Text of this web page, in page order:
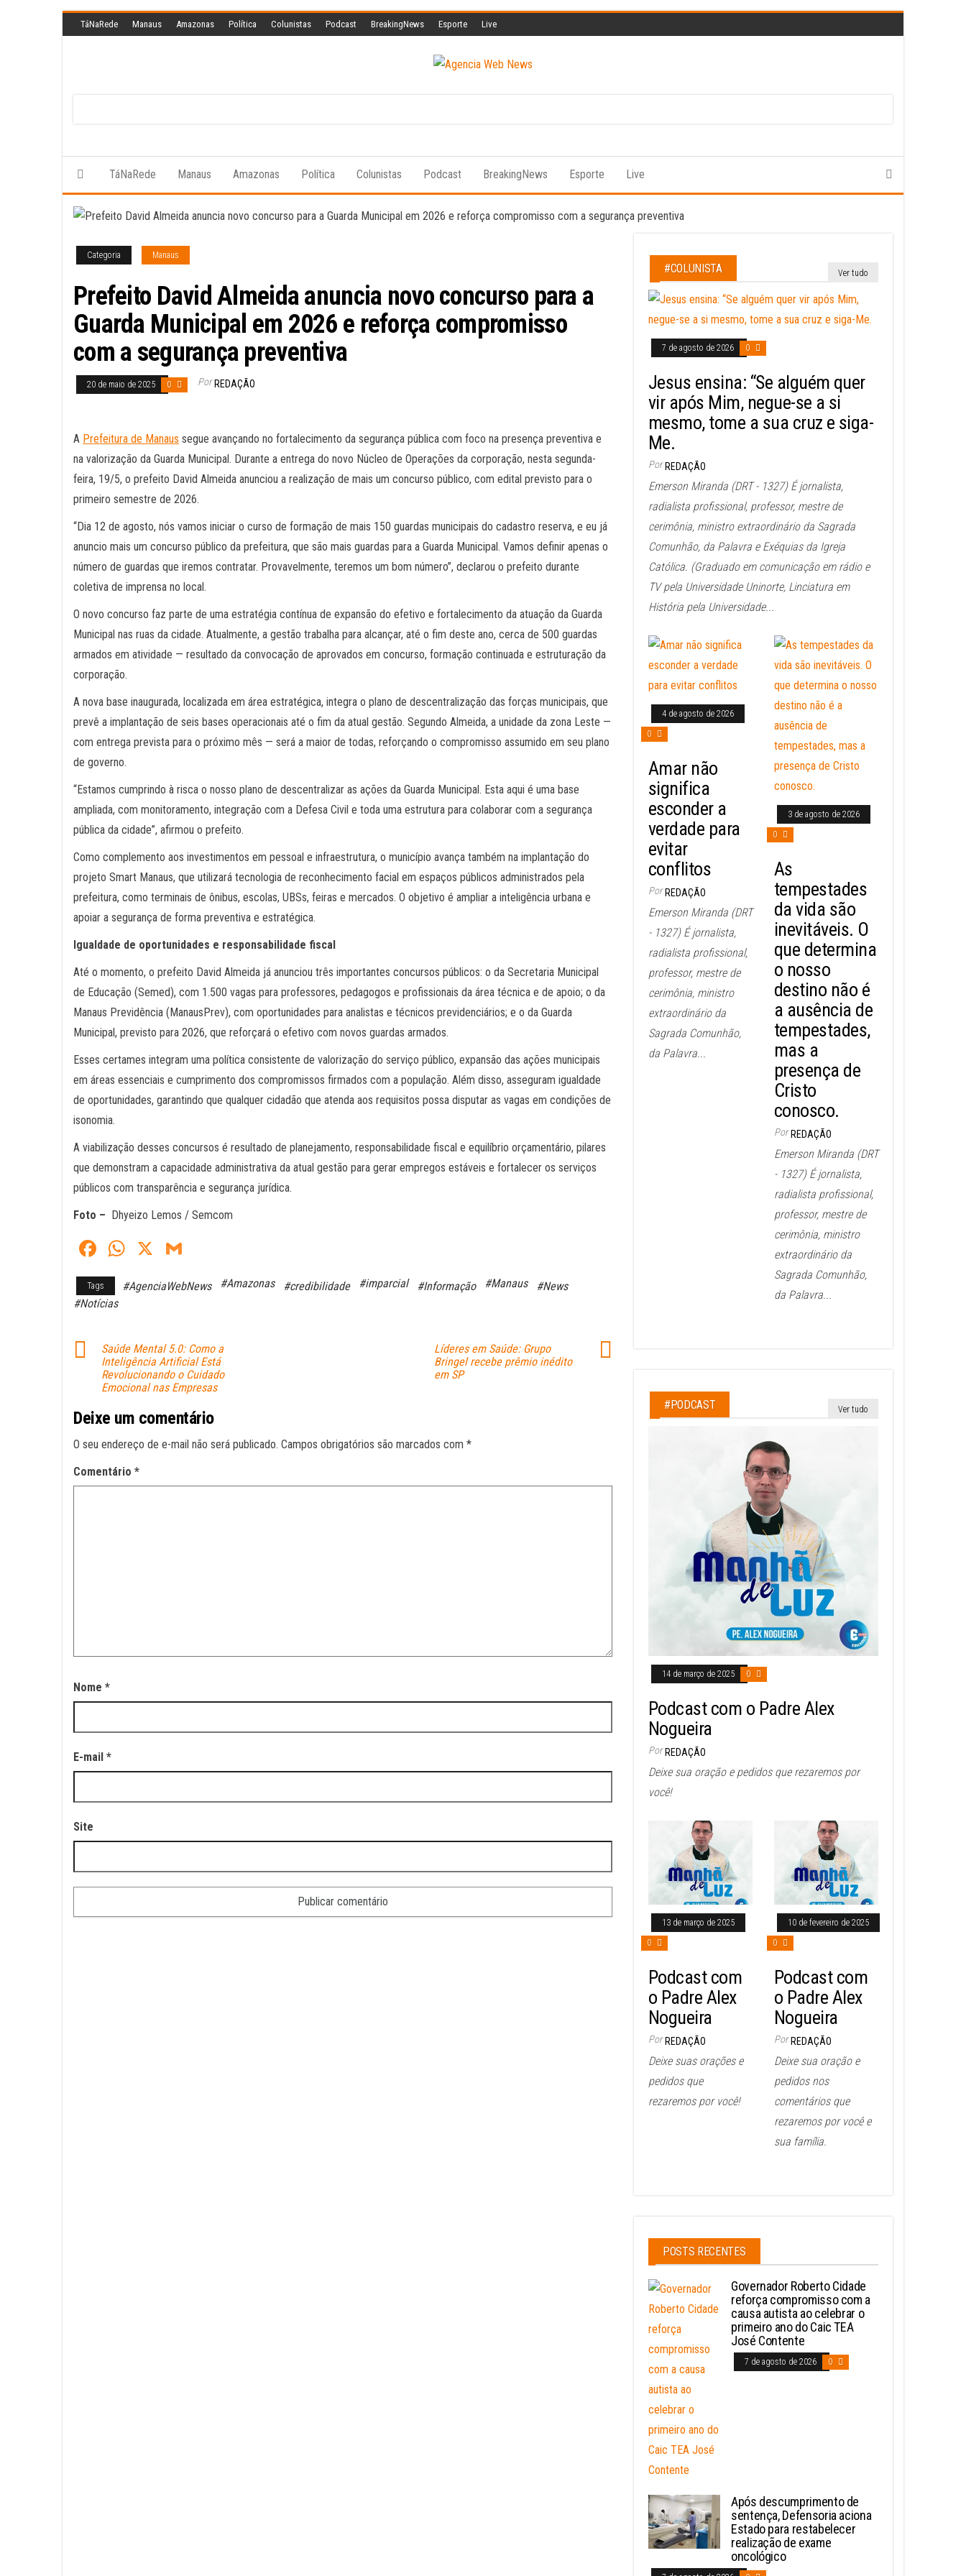
Skip
to
TáNaRede Manaus Amazonas Política Colunistas Podcast BreakingNews Esporte Live
TáNaRede Manaus Amazonas Política Colunistas Podcast BreakingNews Esporte Live
Categoria Manaus
Prefeito David Almeida anuncia novo concurso para a
Guarda Municipal em 2026 e reforça compromisso
com a segurança preventiva
20 de maio de 2025 0 Por REDAÇÃO
A Prefeitura de Manaus segue avançando no fortalecimento da segurança pública com foco na presença preventiva e
na valorização da Guarda Municipal. Durante a entrega do novo Núcleo de Operações da corporação, nesta segunda-
feira, 19/5, o prefeito David Almeida anunciou a realização de mais um concurso público, com edital previsto para o
primeiro semestre de 2026.
“Dia 12 de agosto, nós vamos iniciar o curso de formação de mais 150 guardas municipais do cadastro reserva, e eu já
anuncio mais um concurso público da prefeitura, que são mais guardas para a Guarda Municipal. Vamos definir apenas o
número de guardas que iremos contratar. Provavelmente, teremos um bom número”, declarou o prefeito durante
coletiva de imprensa no local.
O novo concurso faz parte de uma estratégia contínua de expansão do efetivo e fortalecimento da atuação da Guarda
Municipal nas ruas da cidade. Atualmente, a gestão trabalha para alcançar, até o fim deste ano, cerca de 500 guardas
armados em atividade — resultado da convocação de aprovados em concurso, formação continuada e estruturação da
corporação.
A nova base inaugurada, localizada em área estratégica, integra o plano de descentralização das forças municipais, que
prevê a implantação de seis bases operacionais até o fim da atual gestão. Segundo Almeida, a unidade da zona Leste —
com entrega prevista para o próximo mês — será a maior de todas, reforçando o compromisso assumido em seu plano
de governo.
“Estamos cumprindo à risca o nosso plano de descentralizar as ações da Guarda Municipal. Esta aqui é uma base
ampliada, com monitoramento, integração com a Defesa Civil e toda uma estrutura para colaborar com a segurança
pública da cidade”, afirmou o prefeito.
Como complemento aos investimentos em pessoal e infraestrutura, o município avança também na implantação do
projeto Smart Manaus, que utilizará tecnologia de reconhecimento facial em espaços públicos administrados pela
prefeitura, como terminais de ônibus, escolas, UBSs, feiras e mercados. O objetivo é ampliar a inteligência urbana e
apoiar a segurança de forma preventiva e estratégica.
Igualdade de oportunidades e responsabilidade fiscal
Até o momento, o prefeito David Almeida já anunciou três importantes concursos públicos: o da Secretaria Municipal
de Educação (Semed), com 1.500 vagas para professores, pedagogos e profissionais da área técnica e de apoio; o da
Manaus Previdência (ManausPrev), com oportunidades para analistas e técnicos previdenciários; e o da Guarda
Municipal, previsto para 2026, que reforçará o efetivo com novos guardas armados.
Esses certames integram uma política consistente de valorização do serviço público, expansão das ações municipais
em áreas essenciais e cumprimento dos compromissos firmados com a população. Além disso, asseguram igualdade
de oportunidades, garantindo que qualquer cidadão que atenda aos requisitos possa disputar as vagas em condições de
isonomia.
A viabilização desses concursos é resultado de planejamento, responsabilidade fiscal e equilíbrio orçamentário, pilares
que demonstram a capacidade administrativa da atual gestão para gerar empregos estáveis e fortalecer os serviços
públicos com transparência e segurança jurídica.
Foto – Dhyeizo Lemos / Semcom
Fa
ce
bo
ok
W
ts
pp
X
ail
Tags #AgenciaWebNews #Amazonas #credibilidade #imparcial #Informação #Manaus
#News
#Notícias
Saúde Mental 5.0: Como a
Inteligência Artificial Está
Revolucionando o Cuidado
Emocional nas Empresas
Líderes em Saúde: Grupo
Bringel recebe prêmio inédito
em SP
Deixe um comentário
O seu endereço de e-mail não será publicado. Campos obrigatórios são marcados com *
Comentário *
Nome *
E-mail *
Site
#COLUNISTA Ver tudo
7 de agosto de 2026 0
Jesus ensina: “Se alguém quer
vir após Mim, negue-se a si
mesmo, tome a sua cruz e siga-
Me.
Por REDAÇÃO
Emerson Miranda (DRT - 1327) É jornalista,
radialista profissional, professor, mestre de
cerimônia, ministro extraordinário da Sagrada
Comunhão, da Palavra e Exéquias da Igreja
Católica. (Graduado em comunicação em rádio e
TV pela Universidade Uninorte, Linciatura em
História pela Universidade...
4 de agosto de 2026
0
Amar não
significa
esconder a
verdade para
evitar
conflitos
Por REDAÇÃO
Emerson Miranda (DRT
- 1327) É jornalista,
radialista profissional,
professor, mestre de
cerimônia, ministro
extraordinário da
Sagrada Comunhão,
da Palavra...
3 de agosto de 2026
0
As
tempestades
da vida são
inevitáveis. O
que determina
o nosso
destino não é
a ausência de
tempestades,
mas a
presença de
Cristo
conosco.
Por REDAÇÃO
Emerson Miranda (DRT
- 1327) É jornalista,
radialista profissional,
professor, mestre de
cerimônia, ministro
extraordinário da
Sagrada Comunhão,
da Palavra...
#PODCAST Ver tudo
14 de março de 2025 0
Podcast com o Padre Alex
Nogueira
Por REDAÇÃO
Deixe sua oração e pedidos que rezaremos por
você!
13 de março de 2025
0
Podcast com
o Padre Alex
Nogueira
Por REDAÇÃO
Deixe suas orações e
pedidos que
rezaremos por você!
10 de fevereiro de 2025
0
Podcast com
o Padre Alex
Nogueira
Por REDAÇÃO
Deixe sua oração e
pedidos nos
comentários que
rezaremos por você e
sua família.
POSTS RECENTES
Governador Roberto Cidade
reforça compromisso com a
causa autista ao celebrar o
primeiro ano do Caic TEA
José Contente
7 de agosto de 2026 0
Após descumprimento de
sentença, Defensoria aciona
Estado para restabelecer
realização de exame
oncológico